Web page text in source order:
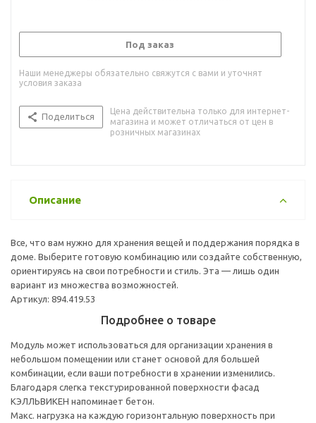
Под заказ
Наши менеджеры обязательно свяжутся с вами и уточнят
условия заказа
Поделиться
Цена действительна только для интернет-
магазина и может отличаться от цен в
розничных магазинах
Описание
Все, что вам нужно для хранения вещей и поддержания порядка в
доме. Выберите готовую комбинацию или создайте собственную,
ориентируясь на свои потребности и стиль. Эта — лишь один
вариант из множества возможностей.
Артикул: 894.419.53
Подробнее о товаре
Модуль может использоваться для организации хранения в
небольшом помещении или станет основой для большей
комбинации, если ваши потребности в хранении изменились.
Благодаря слегка текстурированной поверхности фасад
КЭЛЛЬВИКЕН напоминает бетон.
Макс. нагрузка на каждую горизонтальную поверхность при